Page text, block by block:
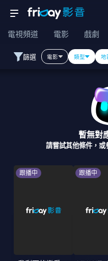
電視頻道 電影 戲劇
篩選 電影 類型 地
暫無對
請嘗試其他條件，或
跟播中 跟播中